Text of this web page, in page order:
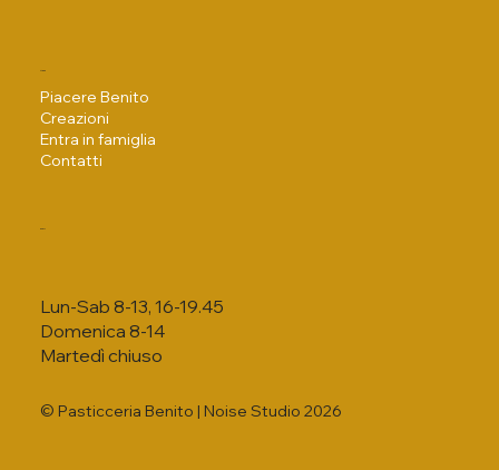
Lun-Sab 8-13, 16-19.45
Domenica 8-14
Martedì chiuso
Piacere Benito
Creazioni
Entra in famiglia
Contatti
© Pasticceria Benito | Noise Studio 2026